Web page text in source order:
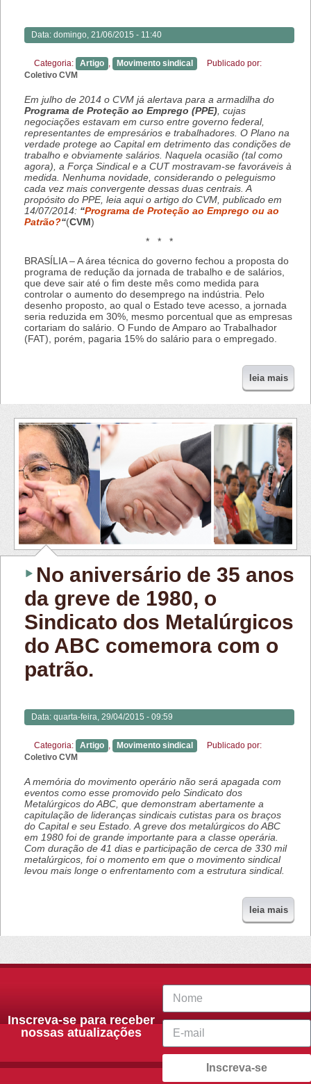
Data: domingo, 21/06/2015 - 11:40
Categoria: Artigo , Movimento sindical
Publicado por:
Coletivo CVM
Em julho de 2014 o CVM já alertava para a armadilha do
Programa de Proteção ao Emprego (PPE) , cujas
negociações estavam em curso entre governo federal,
representantes de empresários e trabalhadores. O Plano na
verdade protege ao Capital em detrimento das condições de
trabalho e obviamente salários. Naquela ocasião (tal como
agora), a Força Sindical e a CUT mostravam-se favoráveis à
medida. Nenhuma novidade, considerando o peleguismo
cada vez mais convergente dessas duas centrais. A
propósito do PPE, leia aqui o artigo do CVM, publicado em
14/07/2014: “Programa de Proteção ao Emprego ou ao
Patrão?“(CVM)
* * *
BRASÍLIA – A área técnica do governo fechou a proposta do
programa de redução da jornada de trabalho e de salários,
que deve sair até o fim deste mês como medida para
controlar o aumento do desemprego na indústria. Pelo
desenho proposto, ao qual o Estado teve acesso, a jornada
seria reduzida em 30%, mesmo porcentual que as empresas
cortariam do salário. O Fundo de Amparo ao Trabalhador
(FAT), porém, pagaria 15% do salário para o empregado.
leia mais
No aniversário de 35 anos
da greve de 1980, o
Sindicato dos Metalúrgicos
do ABC comemora com o
patrão.
Data: quarta-feira, 29/04/2015 - 09:59
Categoria: Artigo , Movimento sindical
Publicado por:
Coletivo CVM
A memória do movimento operário não será apagada com
eventos como esse promovido pelo Sindicato dos
Metalúrgicos do ABC, que demonstram abertamente a
capitulação de lideranças sindicais cutistas para os braços
do Capital e seu Estado. A greve dos metalúrgicos do ABC
em 1980 foi de grande importante para a classe operária.
Com duração de 41 dias e participação de cerca de 330 mil
metalúrgicos, foi o momento em que o movimento sindical
levou mais longe o enfrentamento com a estrutura sindical.
leia mais
Inscreva-se para receber
nossas atualizações
Inscreva-se